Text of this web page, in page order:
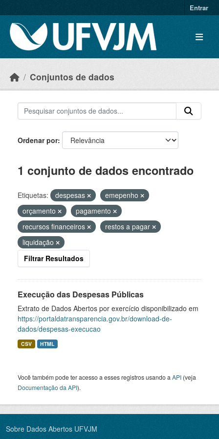
Entrar
Conjuntos de dados
Ordenar por
1 conjunto de dados encontrado
Etiquetas: despesas
emepenho
orçamento
pagamento
recursos financeiros
restos a pagar
liquidação
Filtrar Resultados
Execução das Despesas Públicas
Extrato de Dados Abertos por exercício disponibilizado em
https://portaldatransparencia.gov.br/download-de-
dados/despesas-execucao
CSV HTML
Você também pode ter acesso a esses registros usando a API (veja
Documentação da API).
Sobre Dados Abertos UFVJM